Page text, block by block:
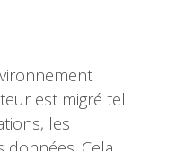
est migré tel
les